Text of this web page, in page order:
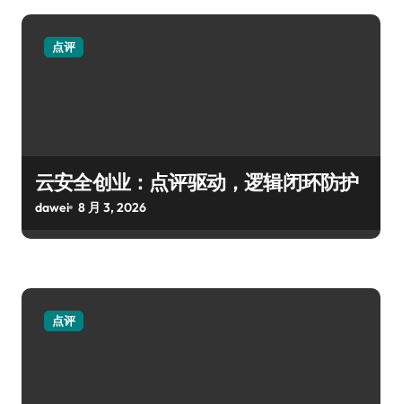
点评
云安全创业：点评驱动，逻辑闭环防护
dawei 8 月 3, 2026
点评